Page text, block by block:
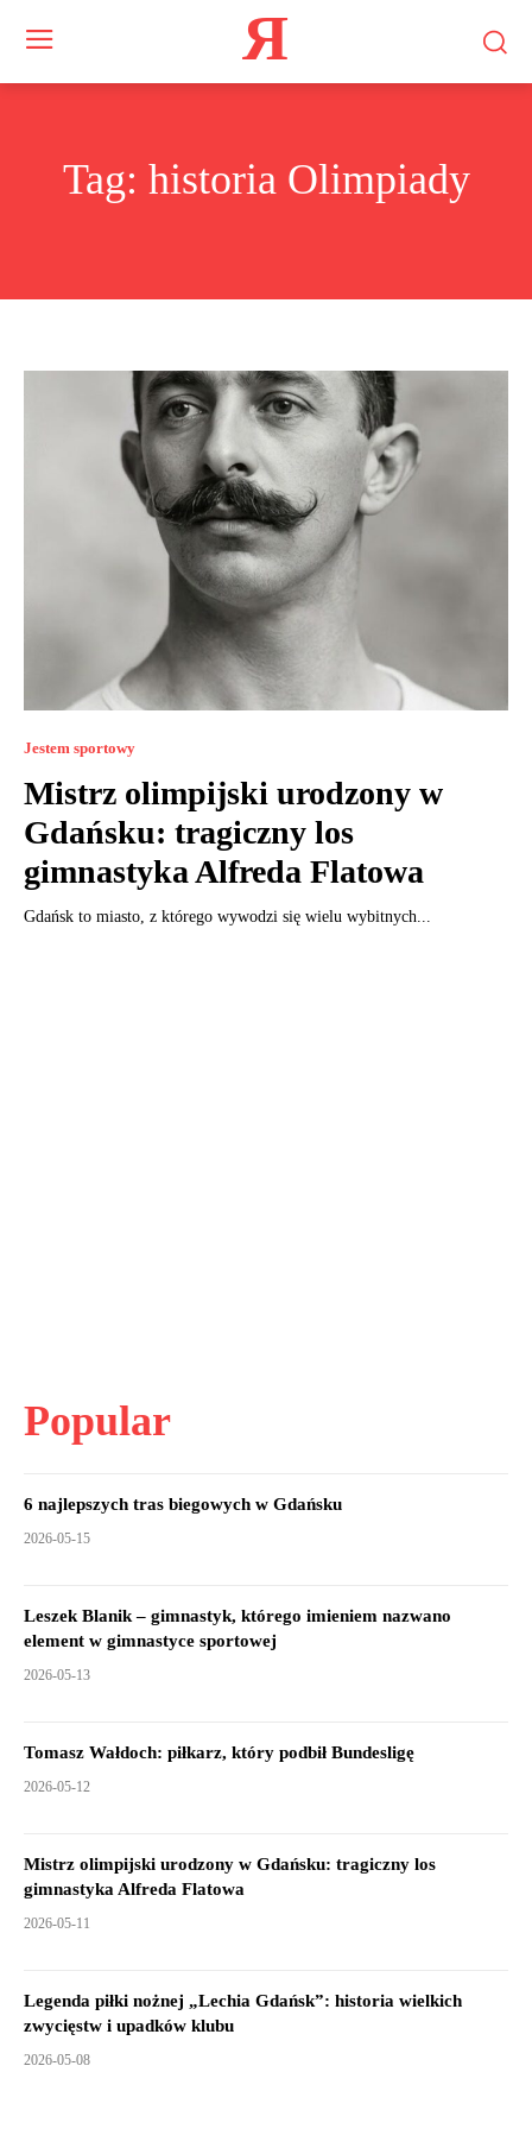
Я
Tag: historia Olimpiady
Jestem sportowy
Mistrz olimpijski urodzony w
Gdańsku: tragiczny los
gimnastyka Alfreda Flatowa
Gdańsk to miasto, z którego wywodzi się wielu wybitnych...
Popular
6 najlepszych tras biegowych w Gdańsku
2026-05-15
Leszek Blanik – gimnastyk, którego imieniem nazwano
element w gimnastyce sportowej
2026-05-13
Tomasz Wałdoch: piłkarz, który podbił Bundesligę
2026-05-12
Mistrz olimpijski urodzony w Gdańsku: tragiczny los
gimnastyka Alfreda Flatowa
2026-05-11
Legenda piłki nożnej „Lechia Gdańsk”: historia wielkich
zwycięstw i upadków klubu
2026-05-08